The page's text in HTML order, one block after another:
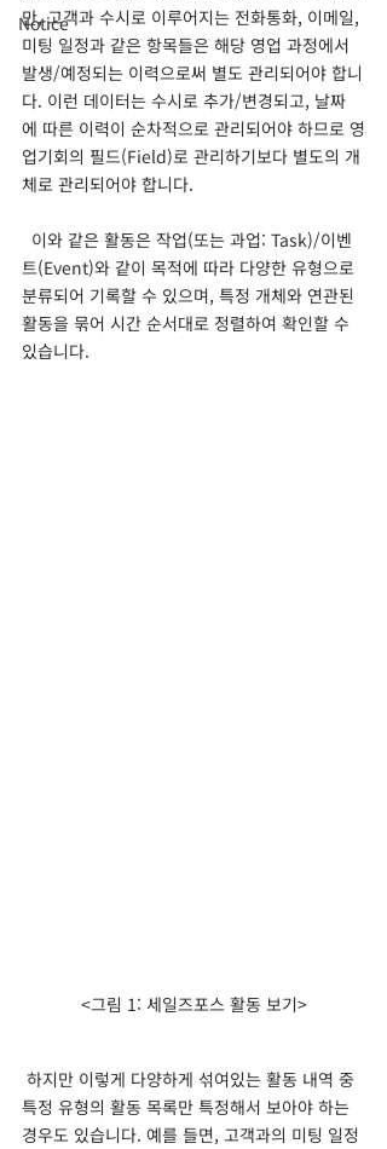
Notice
만, 고객과 수시로 이루어지는 전화통화, 이메일,
미팅 일정과 같은 항목들은 해당 영업 과정에서
발생/예정되는 이력으로써 별도 관리되어야 합니
다. 이런 데이터는 수시로 추가/변경되고, 날짜
에 따른 이력이 순차적으로 관리되어야 하므로 영
업기회의 필드(Field)로 관리하기보다 별도의 개
체로 관리되어야 합니다.
트(Event)와 같이 목적에 따라 다양한 유형으로
분류되어 기록할 수 있으며, 특정 개체와 연관된
활동을 묶어 시간 순서대로 정렬하여 확인할 수
있습니다.
<그림 1: 세일즈포스 활동 보기>
특정 유형의 활동 목록만 특정해서 보아야 하는
경우도 있습니다. 예를 들면, 고객과의 미팅 일정